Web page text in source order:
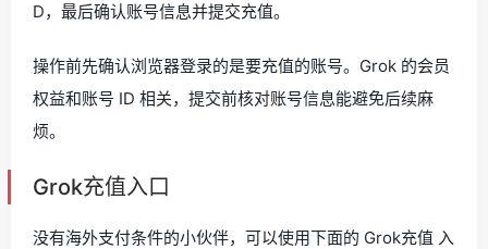
D，最后确认账号信息并提交充值。
操作前先确认浏览器登录的是要充值的账号。Grok 的会员
权益和账号 ID 相关，提交前核对账号信息能避免后续麻
烦。
Grok充值入口
没有海外支付条件的小伙伴，可以使用下面的 Grok充值 入